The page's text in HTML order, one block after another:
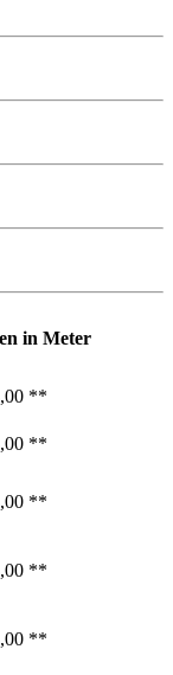
in Meter
**
**
**
**
**